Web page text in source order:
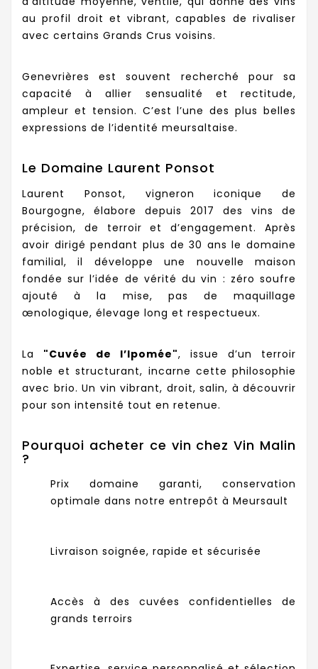
au profil droit et vibrant, capables de rivaliser
avec certains Grands Crus voisins.
Genevrières est souvent recherché pour sa
capacité à allier sensualité et rectitude,
ampleur et tension. C’est l’une des plus belles
expressions de l’identité meursaltaise.
Le Domaine Laurent Ponsot
Laurent Ponsot, vigneron iconique de
Bourgogne, élabore depuis 2017 des vins de
précision, de terroir et d’engagement. Après
avoir dirigé pendant plus de 30 ans le domaine
familial, il développe une nouvelle maison
fondée sur l’idée de vérité du vin : zéro soufre
ajouté à la mise, pas de maquillage
œnologique, élevage long et respectueux.
La "Cuvée de l’Ipomée", issue d’un terroir
noble et structurant, incarne cette philosophie
avec brio. Un vin vibrant, droit, salin, à découvrir
pour son intensité tout en retenue.
Pourquoi acheter ce vin chez Vin Malin
?
Prix domaine garanti, conservation
optimale dans notre entrepôt à Meursault
Livraison soignée, rapide et sécurisée
Accès à des cuvées confidentielles de
grands terroirs